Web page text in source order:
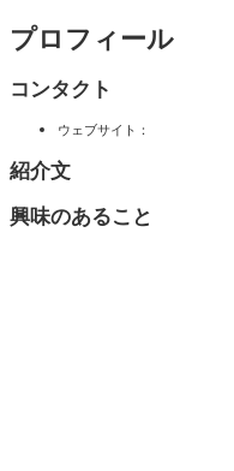
プロフィール
コンタクト
ウェブサイト：
紹介文
興味のあること